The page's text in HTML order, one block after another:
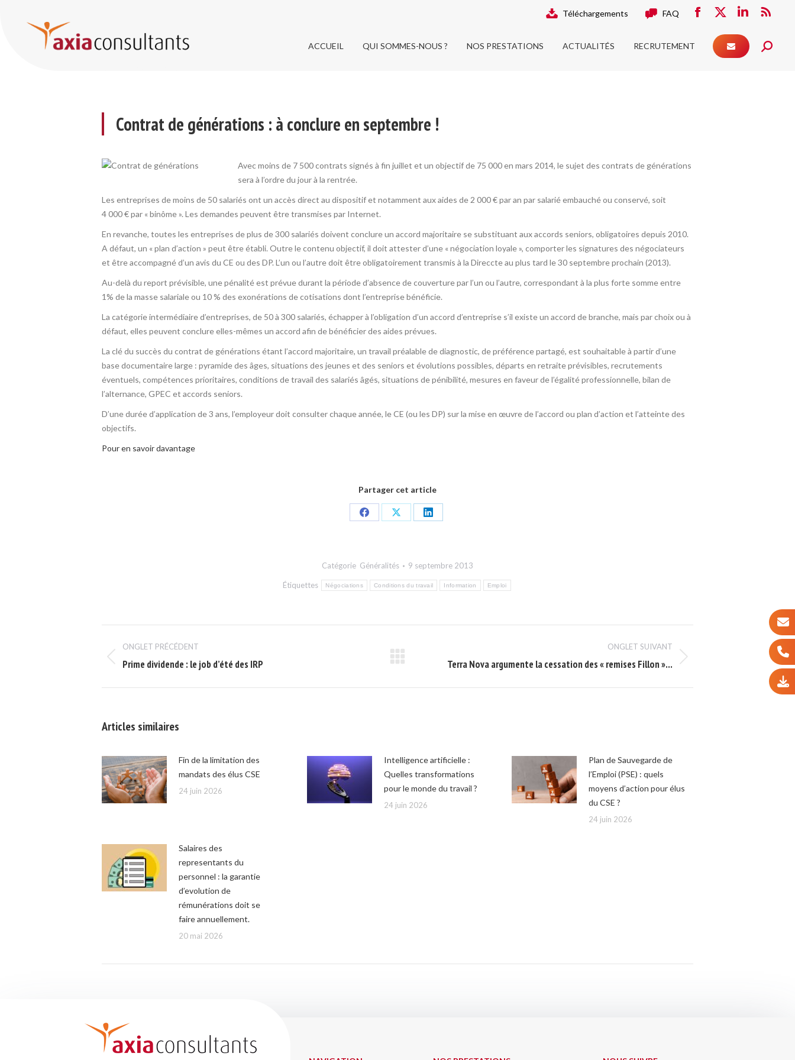
Téléchargements FAQ
Facebook
opens
X
page
opens
LinkedIn
page
opens
RSS
opens
ACCUEIL QUI SOMMES-NOUS ? NOS PRESTATIONS ACTUALITÉS RECRUTEMENT Search:
Contrat de générations : à conclure en septembre !
Avec moins de 7 500 contrats signés à fin juillet et un objectif de 75 000 en mars 2014, le sujet des contrats de générations
sera à l’ordre du jour à la rentrée.
Les entreprises de moins de 50 salariés ont un accès direct au dispositif et notamment aux aides de 2 000 € par an par salarié embauché ou conservé, soit
4 000 € par « binôme ». Les demandes peuvent être transmises par Internet.
En revanche, toutes les entreprises de plus de 300 salariés doivent conclure un accord majoritaire se substituant aux accords seniors, obligatoires depuis 2010.
A défaut, un « plan d’action » peut être établi. Outre le contenu objectif, il doit attester d’une « négociation loyale », comporter les signatures des négociateurs
et être accompagné d’un avis du CE ou des DP. L’un ou l’autre doit être obligatoirement transmis à la Direccte au plus tard le 30 septembre prochain (2013).
Au-delà du report prévisible, une pénalité est prévue durant la période d’absence de couverture par l’un ou l’autre, correspondant à la plus forte somme entre
1% de la masse salariale ou 10 % des exonérations de cotisations dont l’entreprise bénéficie.
La catégorie intermédiaire d’entreprises, de 50 à 300 salariés, échapper à l’obligation d’un accord d’entreprise s’il existe un accord de branche, mais par choix ou à
défaut, elles peuvent conclure elles-mêmes un accord afin de bénéficier des aides prévues.
La clé du succès du contrat de générations étant l’accord majoritaire, un travail préalable de diagnostic, de préférence partagé, est souhaitable à partir d’une
base documentaire large : pyramide des âges, situations des jeunes et des seniors et évolutions possibles, départs en retraite prévisibles, recrutements
éventuels, compétences prioritaires, conditions de travail des salariés âgés, situations de pénibilité, mesures en faveur de l’égalité professionnelle, bilan de
l’alternance, GPEC et accords seniors.
D’une durée d’application de 3 ans, l’employeur doit consulter chaque année, le CE (ou les DP) sur la mise en œuvre de l’accord ou plan d’action et l’atteinte des
objectifs.
Pour en savoir davantage
Partager cet article
Share
Share
Share
Catégorie Généralités 9 septembre 2013
Étiquettes Négociations Conditions du travail Information Emploi
Navigation
de
commentaire
ONGLET PRÉCÉDENT
Onglet
Prime dividende : le job d’été des IRP
ONGLET SUIVANT
OngletTerra Nova argumente la cessation des « remises Fillon »…
Articles similaires
Fin de la limitation des
mandats des élus CSE
24 juin 2026
Intelligence artificielle :
Quelles transformations
pour le monde du travail ?
24 juin 2026
Plan de Sauvegarde de
l’Emploi (PSE) : quels
moyens d’action pour élus
du CSE ?
24 juin 2026
Salaires des
representants du
personnel : la garantie
d’evolution de
rémunérations doit se
faire annuellement.
20 mai 2026
ACTUALITÉS RECRUTEMENT Search: